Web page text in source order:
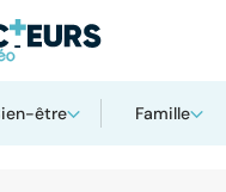
être Famille